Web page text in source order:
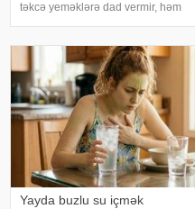
təkcə yeməklərə dad vermir, həm
tərkibindəki vitaminlər, minerallar
və antioksidantlar sayəsində soğa
Yayda buzlu su içmək